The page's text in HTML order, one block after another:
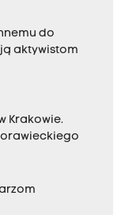
do
aktywistom
Krakowie.